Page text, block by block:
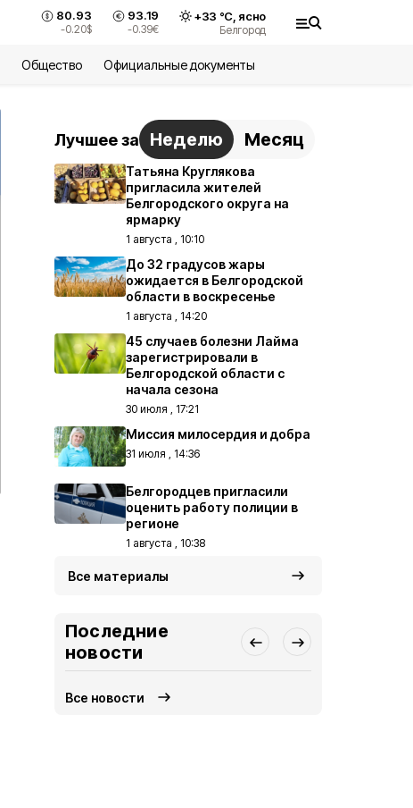
80.93
-0.20$
93.19
-0.39€
+33 °С, ясно
Белгород
Общество Официальные документы
Лучшее за Неделю Месяц
Татьяна Круглякова
пригласила жителей
Белгородского округа на
ярмарку
1 августа , 10:10
До 32 градусов жары
ожидается в Белгородской
области в воскресенье
1 августа , 14:20
45 случаев болезни Лайма
зарегистрировали в
Белгородской области с
начала сезона
30 июля , 17:21
Миссия милосердия и добра
31 июля , 14:36
Белгородцев пригласили
оценить работу полиции в
регионе
1 августа , 10:38
Все материалы
Последние
новости
Все новости